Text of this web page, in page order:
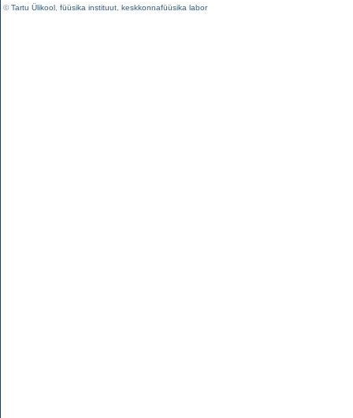
©Tartu Ülikool füüsika instituut keskkonnafüüsika labor